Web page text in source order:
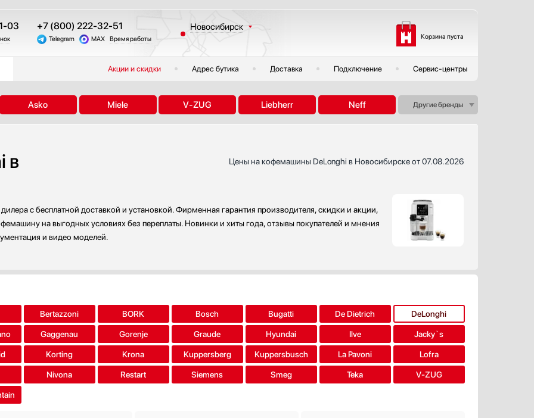
03 +7 (800) 222-32-51
Telegram MAX Время работы
Новосибирск
Санкт-Петербург
Краснодар
Екатеринбург
Другие регионы
Корзина пуста
Акции и скидки Адрес бутика Доставка Подключение Сервис-центры
Asko Miele V-ZUG Liebherr Neff Другие бренды
в
Цены на кофемашины DeLonghi в Новосибирске от 07.08.2026
с бесплатной доставкой и установкой. Фирменная гарантия производителя, скидки и акции,
на выгодных условиях без переплаты. Новинки и хиты года, отзывы покупателей и мнения
и видео моделей.
Bertazzoni BORK Bosch Bugatti De Dietrich DeLonghi
Gaggenau Gorenje Graude Hyundai Ilve Jacky`s
Korting Krona Kuppersberg Kuppersbusch La Pavoni Lofra
Nivona Restart Siemens Smeg Teka V-ZUG